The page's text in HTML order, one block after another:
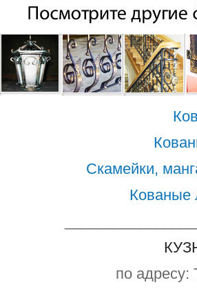
Скамейки,
Кованые
по адресу: